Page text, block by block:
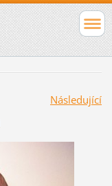
Následující